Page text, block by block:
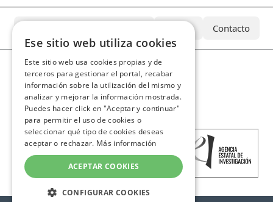
Equipo Contacto
Ese sitio web utiliza cookies
Este sitio web usa cookies propias y de
terceros para gestionar el portal, recabar
información sobre la utilización del mismo y
analizar y mejorar la información mostrada.
Puedes hacer click en "Aceptar y continuar"
para permitir el uso de cookies o
seleccionar qué tipo de cookies deseas
aceptar o rechazar. Más información
ACEPTAR COOKIES
CONFIGURAR COOKIES